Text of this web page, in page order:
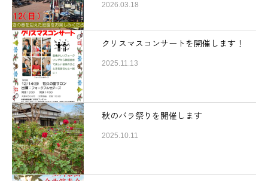
2026.03.18
クリスマスコンサートを開催します！
2025.11.13
秋のバラ祭りを開催します
2025.10.11